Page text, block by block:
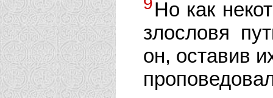
Но как
злословя
он, оставив